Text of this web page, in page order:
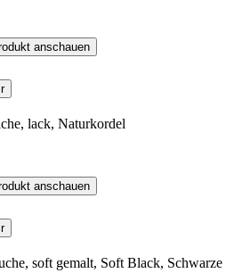
anschauen
lack, Naturkordel
anschauen
soft gemalt, Soft Black, Schwarze